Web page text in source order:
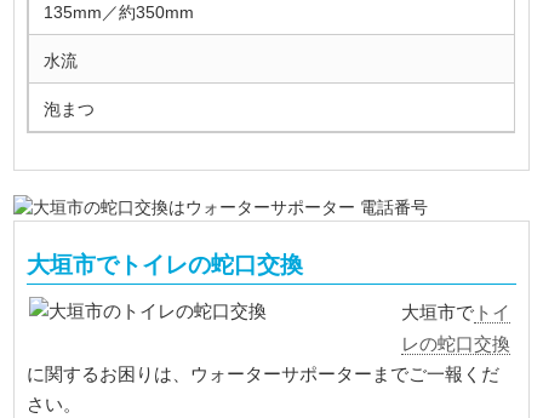
135mm／約350mm
水流
泡まつ
大垣市でトイレの蛇口交換
大垣市で トイ
レの蛇口交換
に関するお困りは、ウォーターサポーターまでご一報くだ
さい。